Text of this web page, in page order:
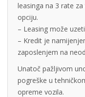
leasinga na 3 rate
opciju.
– Leasing može
– Kredit je
zaposlenjem na
Unatoč pažljivom
pogreške u
opreme vozila.